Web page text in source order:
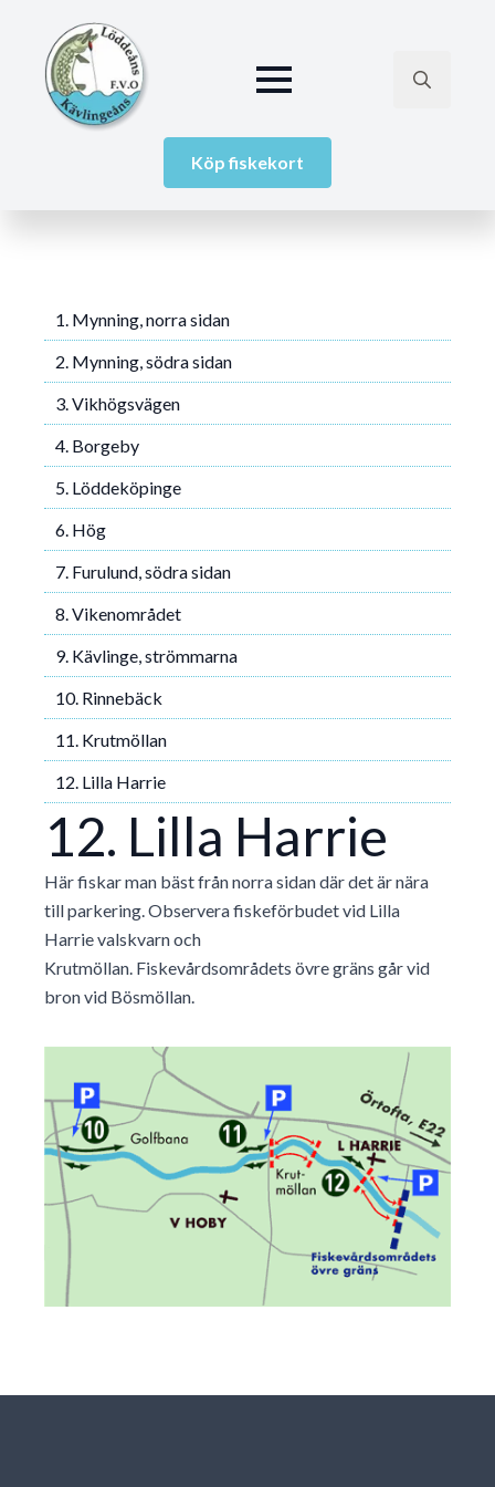
Köp fiskekort
1. Mynning, norra sidan
2. Mynning, södra sidan
3. Vikhögsvägen
4. Borgeby
5. Löddeköpinge
6. Hög
7. Furulund, södra sidan
8. Vikenområdet
9. Kävlinge, strömmarna
10. Rinnebäck
11. Krutmöllan
12. Lilla Harrie
12. Lilla Harrie
Här fiskar man bäst från norra sidan där det är nära
till parkering. Observera fiskeförbudet vid Lilla
Harrie valskvarn och
Krutmöllan. Fiskevårdsområdets övre gräns går vid
bron vid Bösmöllan.